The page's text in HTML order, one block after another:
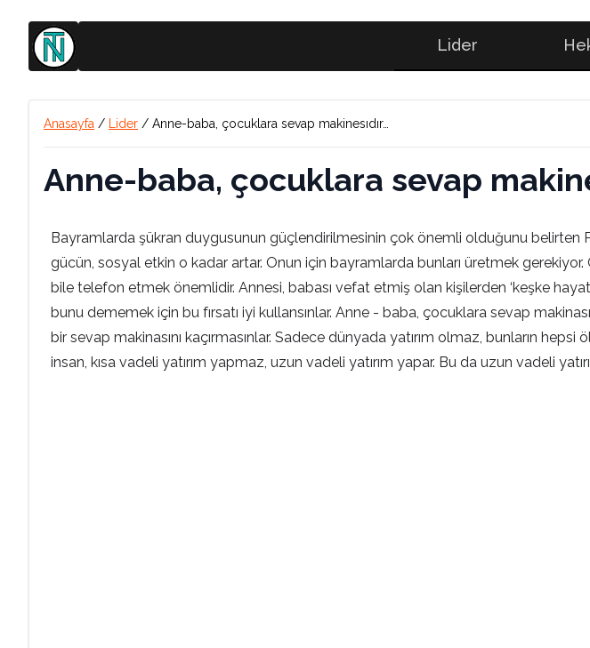
Lider
Anasayfa / Lider / Anne-baba, çocuklara sevap makinesıdır…
Anne-baba, çocuklara sevap
Bayramlarda şükran duygusunun güçlendirilmesinin çok önemli olduğunu belirten
gücün, sosyal etkin o kadar artar. Onun için bayramlarda bunları üretmek
bile telefon etmek önemlidir. Annesi, babası vefat etmiş olan kişilerden ‘keşke
bunu dememek için bu fırsatı iyi kullansınlar. Anne - baba, çocuklara sevap
bir sevap makinasını kaçırmasınlar. Sadece dünyada yatırım olmaz, bunların hepsi
insan, kısa vadeli yatırım yapmaz, uzun vadeli yatırım yapar. Bu da uzun vadeli